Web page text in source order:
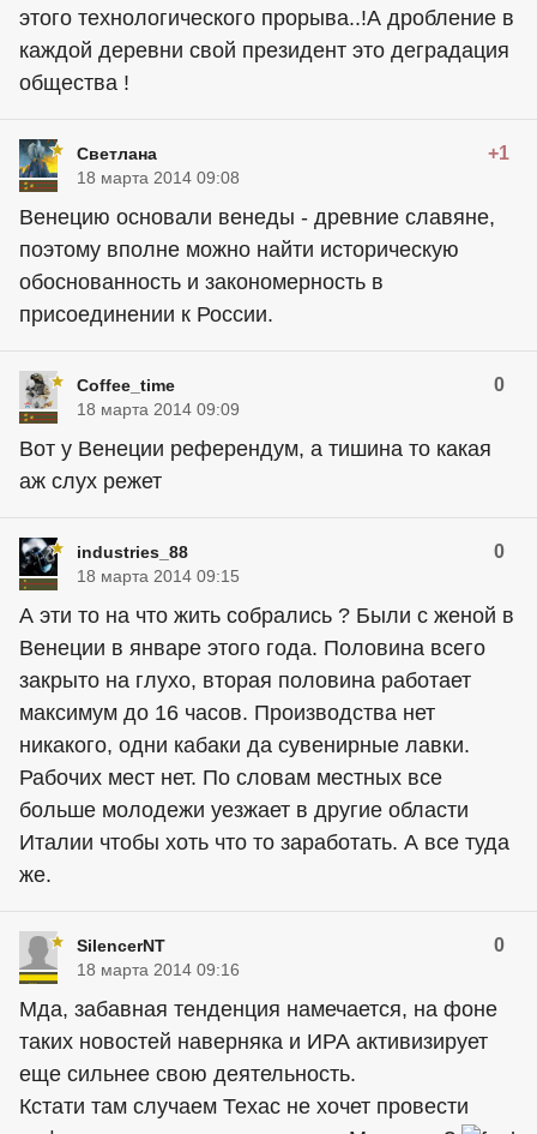
этого технологического прорыва..!А дробление в
каждой деревни свой президент это деградация
общества !
Светлана +1
18 марта 2014 09:08
Венецию основали венеды - древние славяне,
поэтому вполне можно найти историческую
обоснованность и закономерность в
присоединении к России.
Coffee_time 0
18 марта 2014 09:09
Вот у Венеции референдум, а тишина то какая
аж слух режет
industries_88 0
18 марта 2014 09:15
А эти то на что жить собрались ? Были с женой в
Венеции в январе этого года. Половина всего
закрыто на глухо, вторая половина работает
максимум до 16 часов. Производства нет
никакого, одни кабаки да сувенирные лавки.
Рабочих мест нет. По словам местных все
больше молодежи уезжает в другие области
Италии чтобы хоть что то заработать. А все туда
же.
SilencerNT 0
18 марта 2014 09:16
Мда, забавная тенденция намечается, на фоне
таких новостей наверняка и ИРА активизирует
еще сильнее свою деятельность.
Кстати там случаем Техас не хочет провести